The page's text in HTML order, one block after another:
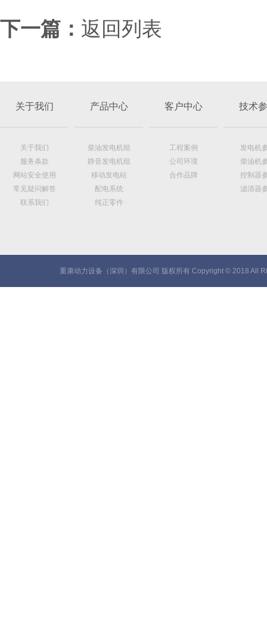
下一篇： 返回列表
关于我们
关于我们
服务条款
网站安全使用
常见疑问解答
联系我们
产品中心
柴油发电机组
静音发电机组
移动发电站
配电系统
纯正零件
客户中心
工程案例
公司环境
合作品牌
技术
发电机
柴油机
控制器
滤清器
重康动力设备（深圳）有限公司 版权所有 Copyright © 2018 All